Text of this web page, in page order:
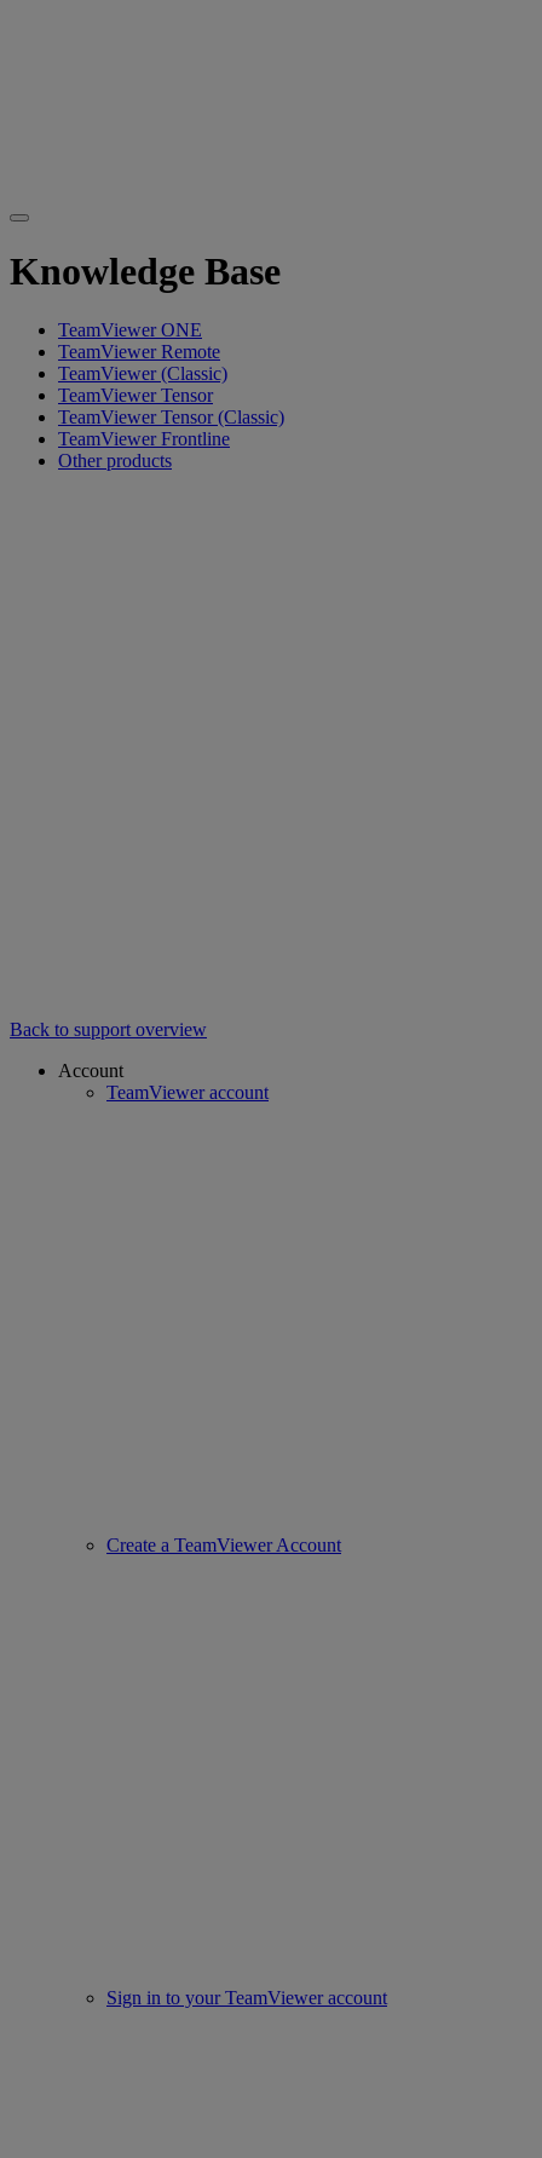
Knowledge Base
TeamViewer ONE
TeamViewer Remote
TeamViewer (Classic)
TeamViewer Tensor
TeamViewer Tensor (Classic)
TeamViewer Frontline
Other products
Back to support overview
Account
TeamViewer account
Create a TeamViewer Account
Sign in to your TeamViewer account